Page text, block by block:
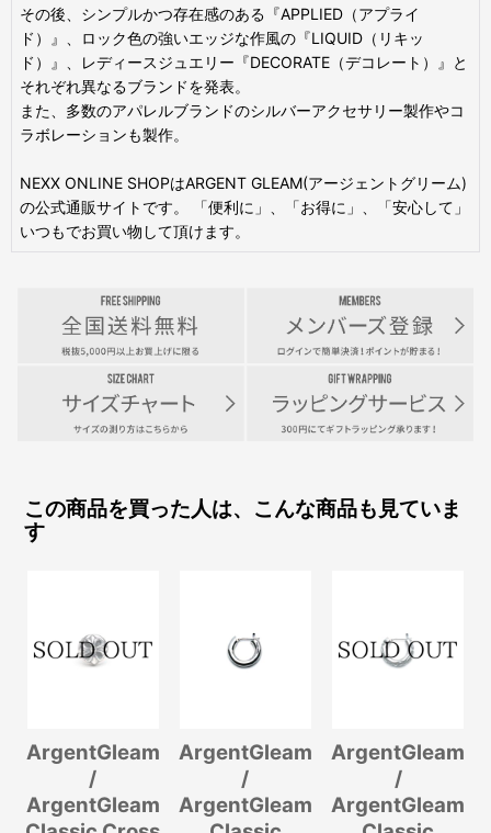
その後、シンプルかつ存在感のある『APPLIED（アプライ
ド）』、ロック色の強いエッジな作風の『LIQUID（リキッ
ド）』、レディースジュエリー『DECORATE（デコレート）』と
それぞれ異なるブランドを発表。
また、多数のアパレルブランドのシルバーアクセサリー製作やコ
ラボレーションも製作。
NEXX ONLINE SHOPはARGENT GLEAM(アージェントグリーム)
の公式通販サイトです。 「便利に」、「お得に」、「安心して」
いつもでお買い物して頂けます。
この商品を買った人は、こんな商品も見ていま
す
ArgentGleam
/
ArgentGleam
ArgentGleam
/
ArgentGleam
ArgentGleam
/
ArgentGleam